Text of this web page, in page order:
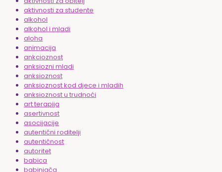
aktivnosti za studente
alkohol
alkohol i mladi
aloha
animacija
ankcioznost
anksiozni mladi
anksioznost
anksioznost kod djece i mladih
anksioznost u trudnoći
art terapija
asertivnost
asocijacije
autentični roditelji
autentičnost
autoritet
babica
babinjača